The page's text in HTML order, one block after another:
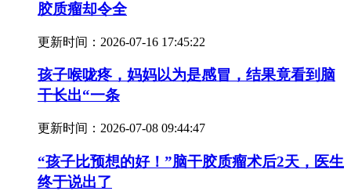
胶质瘤却令全
更新时间： 2026-07-16 17:45:22
孩子喉咙疼，妈妈以为是感冒，结果竟看到脑
干长出“一条
更新时间： 2026-07-08 09:44:47
“孩子比预想的好！”脑干胶质瘤术后2天，医生
终于说出了